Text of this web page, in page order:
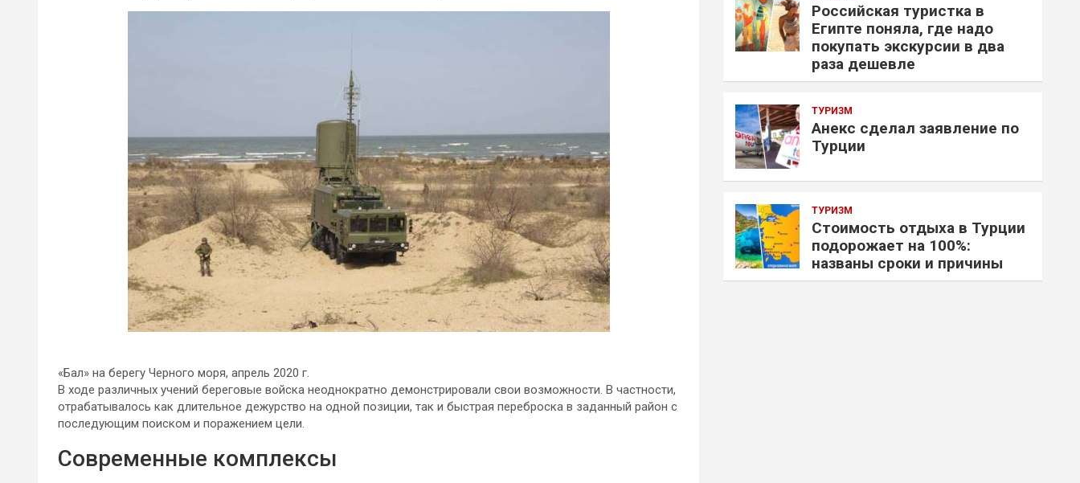
«Бал» на берегу Черного моря, апрель 2020 г.
В ходе различных учений береговые войска неоднократно демонстрировали свои возможности. В частности,
отрабатывалось как длительное дежурство на одной позиции, так и быстрая переброска в заданный район с
последующим поиском и поражением цели.
Современные комплексы
Российская туристка в
Египте поняла, где надо
покупать экскурсии в два
раза дешевле
ТУРИЗМ
Анекс сделал заявление по
Турции
ТУРИЗМ
Стоимость отдыха в Турции
подорожает на 100%:
названы сроки и причины